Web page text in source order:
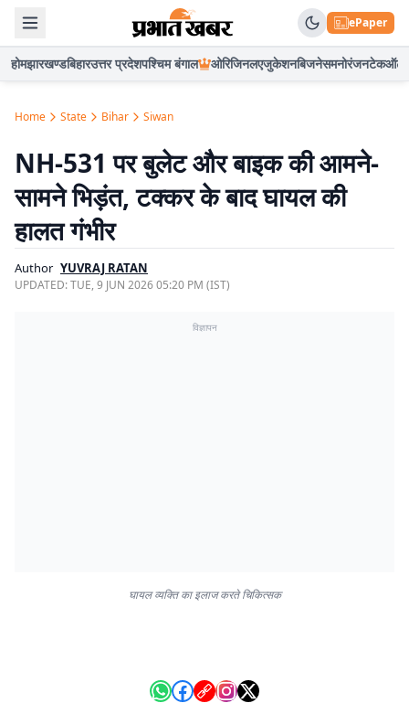
ePaper
होमझारखण्डबिहारउत्तर प्रदेशपश्चिम बंगाल ओरिजिनलएजुकेशनबिजनेसमनोरंजनटेकऑटो
Home State Bihar Siwan
NH-531 पर बुलेट और बाइक की आमने-
सामने भिड़ंत, टक्कर के बाद घायल की
हालत गंभीर
Author YUVRAJ RATAN
UPDATED:TUE, 9 JUN 2026 05:20 PM (IST)
विज्ञापन
घायल व्यक्ति का इलाज करते चिकित्सक